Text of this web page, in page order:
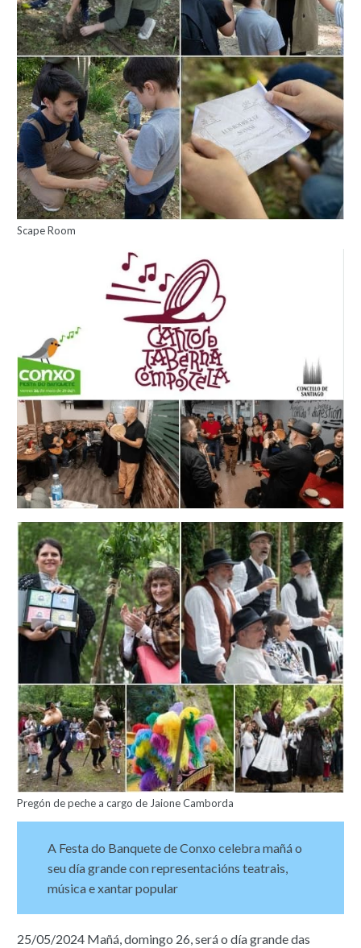
Scape Room
Pregón de peche a cargo de Jaione Camborda
A Festa do Banquete de Conxo celebra mañá o
seu día grande con representacións teatrais,
música e xantar popular
25/05/2024 Mañá, domingo 26, será o día grande das